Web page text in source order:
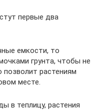
первые два
емкости, то
грунта, чтобы не
растениям
месте.
в теплицу, растения